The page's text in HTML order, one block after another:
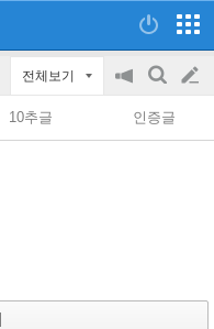
전체보기
공
on/off
검
색
글
쓰
10추글 인증글